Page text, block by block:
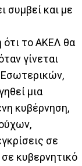
συμβεί και με
το ΑΚΕΛ θα
γίνεται
μια
κυβέρνηση,
σε
κυβερνητικό